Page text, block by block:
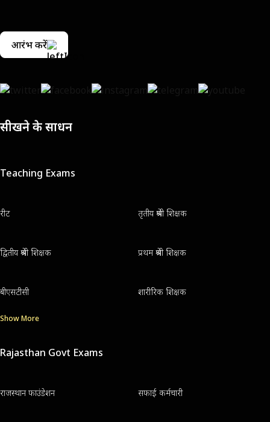
आरंभ करें
सीखने के साधन
Teaching Exams
रीट तृतीय श्रेणी शिक्षक
द्वितीय श्रेणी शिक्षक प्रथम श्रेणी शिक्षक
बीएसटीसी शारीरिक शिक्षक
Show More
Rajasthan Govt Exams
राजस्थान फाउंडेशन सफाई कर्मचारी